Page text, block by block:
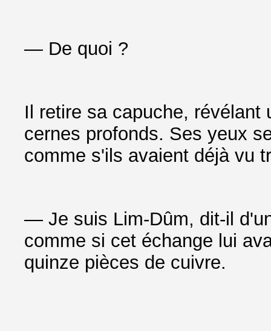
— De quoi ?
Il retire sa capuche, révélant
cernes profonds. Ses yeux
comme s'ils avaient déjà vu
— Je suis Lim-Dûm, dit-il
comme si cet échange lui
quinze pièces de cuivre.